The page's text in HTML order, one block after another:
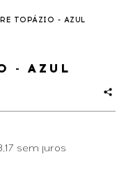
TOPÁZIO - AZUL
- AZUL
sem juros